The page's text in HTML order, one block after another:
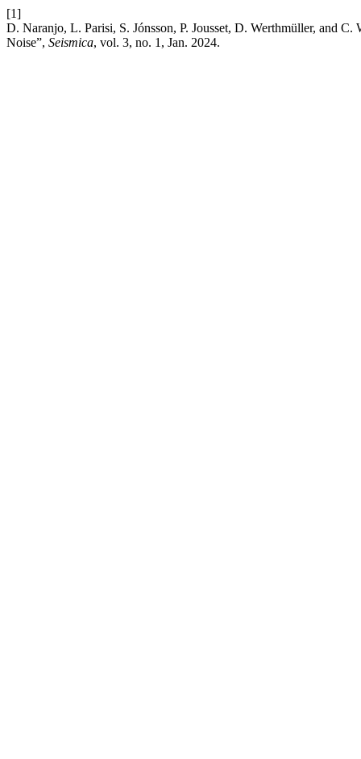
[1]
D. Naranjo, L. Parisi, S. Jónsson, P. Jousset, D. Werthmüller, and
Noise”, Seismica, vol. 3, no. 1, Jan. 2024.